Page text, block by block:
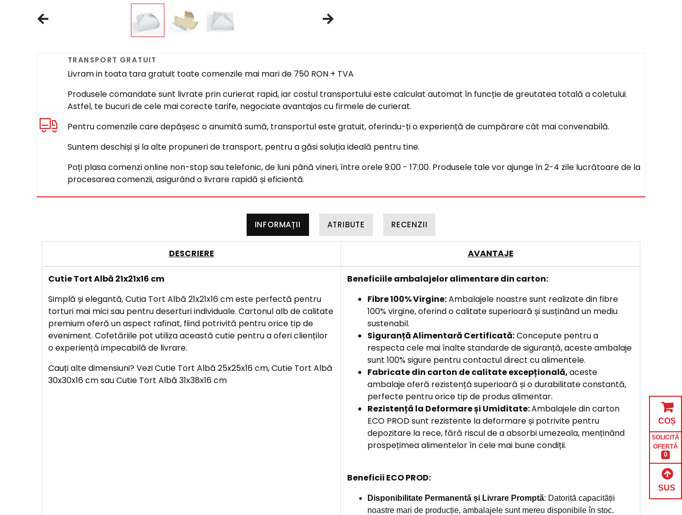
TRANSPORT GRATUIT
Livram in toata tara gratuit toate comenzile mai mari de 750 RON + TVA
Produsele comandate sunt livrate prin curierat rapid, iar costul transportului este calculat automat în funcție de greutatea totală a coletului.
Astfel, te bucuri de cele mai corecte tarife, negociate avantajos cu firmele de curierat.
Pentru comenzile care depășesc o anumită sumă, transportul este gratuit, oferindu-ți o experiență de cumpărare cât mai convenabilă.
Suntem deschiși și la alte propuneri de transport, pentru a găsi soluția ideală pentru tine.
Poți plasa comenzi online non-stop sau telefonic, de luni până vineri, între orele 9:00 - 17:00. Produsele tale vor ajunge în 2-4 zile lucrătoare de la
procesarea comenzii, asigurând o livrare rapidă și eficientă.
INFORMAȚII ATRIBUTE RECENZII
DESCRIERE AVANTAJE
Cutie Tort Albă 21x21x16 cm
Simplă și elegantă, Cutia Tort Albă 21x21x16 cm este perfectă pentru
torturi mai mici sau pentru deserturi individuale. Cartonul alb de calitate
premium oferă un aspect rafinat, fiind potrivită pentru orice tip de
eveniment. Cofetăriile pot utiliza această cutie pentru a oferi clienților
o experiență impecabilă de livrare.
Cauți alte dimensiuni? Vezi Cutie Tort Albă 25x25x16 cm, Cutie Tort Albă
30x30x16 cm sau Cutie Tort Albă 31x38x16 cm
Beneficiileambalajelor alimentare din carton:
Fibre 100% Virgine:Ambalajele noastre sunt realizate din fibre
100% virgine, oferind o calitate superioară și susținând un mediu
sustenabil.
Siguranță Alimentară Certificată:Concepute pentru a
respecta cele mai înalte standarde de siguranță, aceste ambalaje
sunt 100% sigure pentru contactul direct cu alimentele.
Fabricate din carton de calitate excepțională,aceste
ambalaje oferă rezistență superioară și o durabilitate constantă,
perfecte pentru orice tip de produs alimentar.
Rezistență la Deformare și Umiditate:Ambalajele din carton
ECO PROD sunt rezistente la deformare și potrivite pentru
depozitare la rece, fără riscul de a absorbi umezeala, menținând
prospețimea alimentelor în cele mai bune condiții.
Beneficii ECO PROD:
Disponibilitate Permanentă și Livrare Promptă: Datorită capacității
noastre mari de producție, ambalajele sunt mereu disponibile în stoc.
COȘ
SOLICITĂ
OFERTĂ
0
SUS